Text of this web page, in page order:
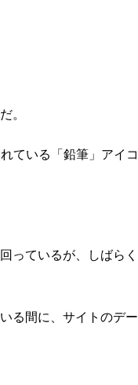
。
ている「鉛筆」アイコ
っているが、しばらく
る間に、サイトのデー